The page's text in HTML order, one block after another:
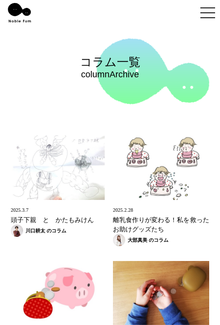
コラム一覧
columnArchive
2025.3.7
頭子下親 と かたもみけん
川口耕太 のコラム
2025.2.28
離乳食作りが変わる！私を救った
お助けグッズたち
大部真美 のコラム